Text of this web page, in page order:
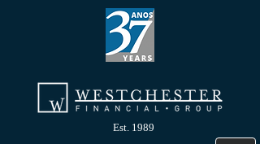
Est. 1989